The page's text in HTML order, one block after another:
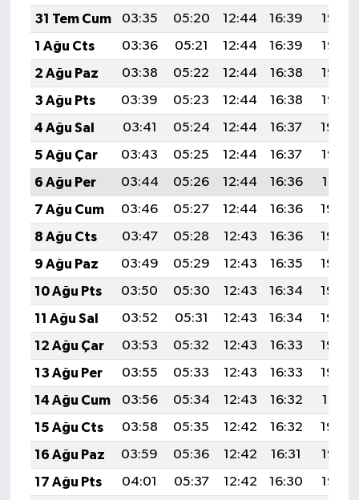
31 Tem Cum
03:35 05:20 12:44 16:39
19:58
1 Ağu Cts
03:36 05:21 12:44 16:39
19:57
2 Ağu Paz
03:38 05:22 12:44 16:38
19:56
3 Ağu Pts
03:39 05:23 12:44 16:38
19:55
4 Ağu Sal
03:41 05:24 12:44 16:37
19:54
5 Ağu Çar
03:43 05:25 12:44 16:37
19:53
6 Ağu Per
03:44 05:26 12:44 16:36
19:51
7 Ağu Cum
03:46 05:27 12:44 16:36
19:50
8 Ağu Cts
03:47 05:28 12:43 16:36
19:49
9 Ağu Paz
03:49 05:29 12:43 16:35
19:48
10 Ağu Pts
03:50 05:30 12:43 16:34
19:46
11 Ağu Sal
03:52 05:31 12:43 16:34
19:45
12 Ağu Çar
03:53 05:32 12:43 16:33
19:44
13 Ağu Per
03:55 05:33 12:43 16:33
19:42
14 Ağu Cum
03:56 05:34 12:43 16:32
19:41
15 Ağu Cts
03:58 05:35 12:42 16:32
19:40
16 Ağu Paz
03:59 05:36 12:42 16:31
19:38
17 Ağu Pts
04:01 05:37 12:42 16:30
19:37